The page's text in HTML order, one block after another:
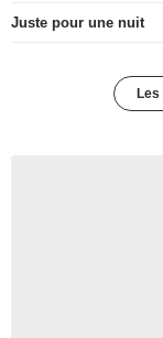
Juste pour une nuit